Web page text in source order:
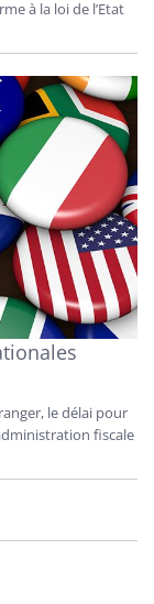
à la loi de l’Etat
le délai pour
fiscale